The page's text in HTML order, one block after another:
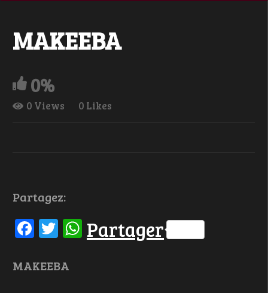
MAKEEBA
0%
0 Views 0 Likes
Partagez:
Facebook
Twitter
WhatsApp
Partager
MAKEEBA